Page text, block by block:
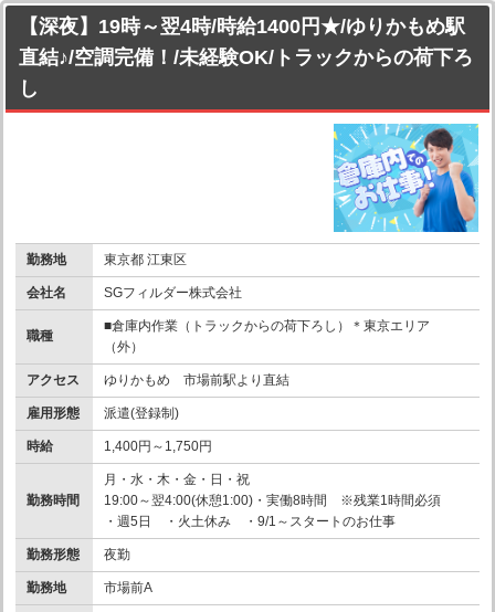
【深夜】19時～翌4時/時給1400円★/ゆりかもめ駅
直結♪/空調完備！/未経験OK/トラックからの荷下ろ
し
勤務地 東京都 江東区
会社名 SGフィルダー株式会社
職種
■倉庫内作業（トラックからの荷下ろし）＊東京エリア
（外）
アクセス ゆりかもめ 市場前駅より直結
雇用形態 派遣(登録制)
時給 1,400円～1,750円
勤務時間
月・水・木・金・日・祝
19:00～翌4:00(休憩1:00)・実働8時間 ※残業1時間必須
・週5日 ・火土休み ・9/1～スタートのお仕事
勤務形態 夜勤
勤務地 市場前A